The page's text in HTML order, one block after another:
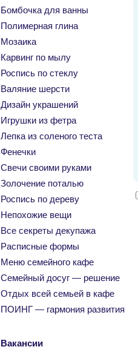
Бомбочка для ванны
Полимерная глина
Мозаика
Карвинг по мылу
Роспись по стеклу
Валяние шерсти
Дизайн украшений
Игрушки из фетра
Лепка из соленого теста
Фенечки
Свечи своими руками
Золочение поталью
Роспись по дереву
Непохожие вещи
Все секреты декупажа
Расписные формы
Меню семейного кафе
Семейный досуг — решение
Отдых всей семьей в кафе
ПОИНГ — гармония развития
Вакансии